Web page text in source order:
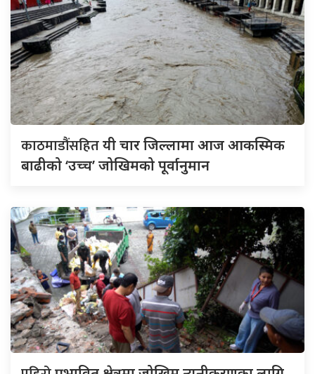
काठमाडौंसहितयी चार जिल्लामा आज आकस्मिक
बाढीको ‘उच्च’ जोखिमको पूर्वानुमान